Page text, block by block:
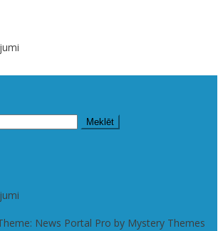
News Portal Pro by Mystery Themes